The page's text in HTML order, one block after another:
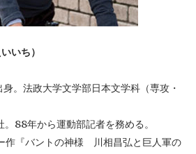
いち）
。法政大学文学部日本文学科（専攻・
88年から運動部記者を務める。
作『バントの神様 川相昌弘と巨人軍の